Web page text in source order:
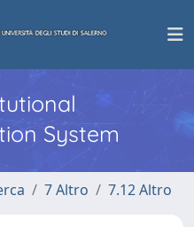
System
7 Altro 7.12 Altro